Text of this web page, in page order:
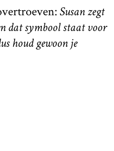
Susan zegt
dat symbool staat voor
houd gewoon je